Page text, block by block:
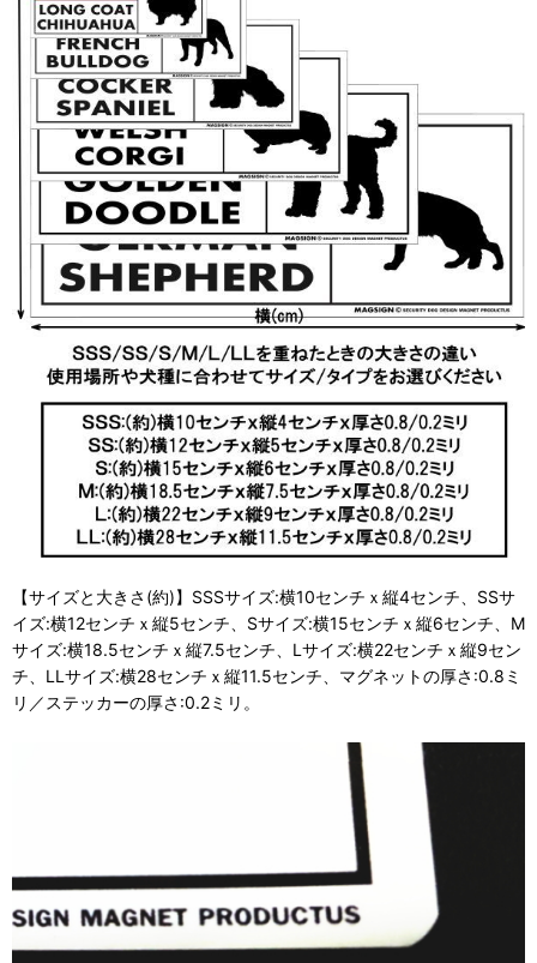
【サイズと大きさ(約)】SSSサイズ:横10センチｘ縦4センチ、SSサ
イズ:横12センチｘ縦5センチ、Sサイズ:横15センチｘ縦6センチ、M
サイズ:横18.5センチｘ縦7.5センチ、Lサイズ:横22センチｘ縦9セン
チ、LLサイズ:横28センチｘ縦11.5センチ、マグネットの厚さ:0.8ミ
リ／ステッカーの厚さ:0.2ミリ。